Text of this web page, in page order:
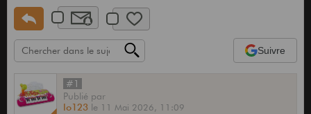
Suivre
#1
Publié par
lo123 le 11 Mai 2026, 11:09